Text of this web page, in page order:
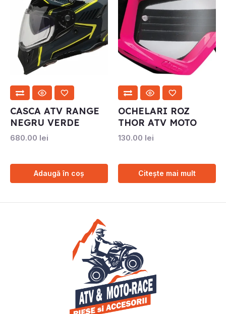
CASCA ATV RANGE
NEGRU VERDE
680.00 lei
Adaugă în coș
OCHELARI ROZ
THOR ATV MOTO
130.00 lei
Citește mai mult